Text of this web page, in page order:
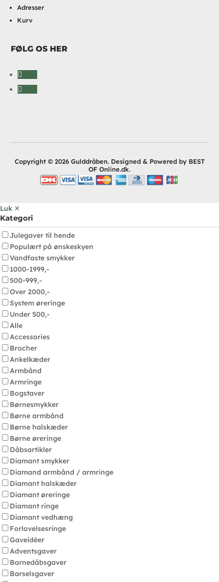
Adresser
Kurv
FØLG OS HER
Copyright © 2026 Gulddråben. Designed & Powered by BEST
OF Online.dk.
Luk ✕
Kategori
Julegaver til hende
Populært på ønskeskyen
Vandfaste smykker
1000-1999,-
500-999,-
Over 2000,-
System øreringe
Under 500,-
Alle
Accessories
Brocher
Ankelkæder
Armbånd
Armringe
Bogstaver
Børnesmykker
Børne armbånd
Børne halskæder
Børne øreringe
Dåbsartikler
Diamant smykker
Diamand armbånd / armringe
Diamant halskæder
Diamant øreringe
Diamant ringe
Diamant vedhæng
Forlovelsesringe
Gaveidéer
Adventsgaver
Barnedåbsgaver
Barselsgaver